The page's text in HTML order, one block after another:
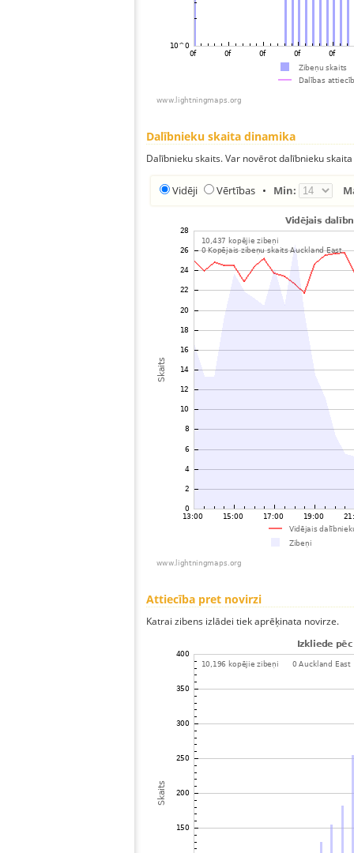
Dalībnieku skaita dinamika
Dalībnieku skaits. Var novērot dalībnieku
Vidēji Vērtības • Min:
Attiecība pret novirzi
Katrai zibens izlādei tiek aprēķinata novirze.